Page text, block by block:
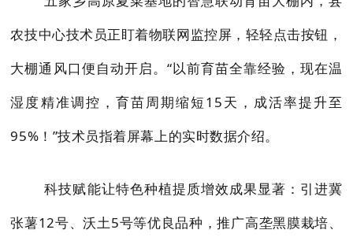
农技中心技术员正盯着物联网监控屏，轻轻点击按钮，
大棚通风口便自动开启。“以前育苗全靠经验，现在温
湿度精准调控，育苗周期缩短15天，成活率提升至
95%！”技术员指着屏幕上的实时数据介绍。
科技赋能让特色种植提质增效成果显著：引进冀
张薯12号、沃土5号等优良品种，推广高垄黑膜栽培、